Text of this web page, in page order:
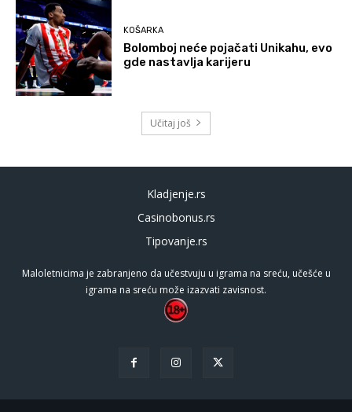
KOŠARKA
Bolomboj neće pojačati Unikahu, evo
gde nastavlja karijeru
Učitaj još
Kladjenje.rs
Casinobonus.rs
Tipovanje.rs
Maloletnicima je zabranjeno da učestvuju u igrama na sreću, učešće u
igrama na sreću može izazvati zavisnost.